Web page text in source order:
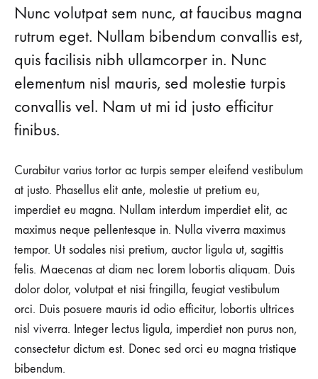
Nunc volutpat sem nunc, at faucibus magna
rutrum eget. Nullam bibendum convallis est,
quis facilisis nibh ullamcorper in. Nunc
elementum nisl mauris, sed molestie turpis
convallis vel. Nam ut mi id justo efficitur
finibus.
Curabitur varius tortor ac turpis semper eleifend vestibulum
at justo. Phasellus elit ante, molestie ut pretium eu,
imperdiet eu magna. Nullam interdum imperdiet elit, ac
maximus neque pellentesque in. Nulla viverra maximus
tempor. Ut sodales nisi pretium, auctor ligula ut, sagittis
felis. Maecenas at diam nec lorem lobortis aliquam. Duis
dolor dolor, volutpat et nisi fringilla, feugiat vestibulum
orci. Duis posuere mauris id odio efficitur, lobortis ultrices
nisl viverra. Integer lectus ligula, imperdiet non purus non,
consectetur dictum est. Donec sed orci eu magna tristique
bibendum.